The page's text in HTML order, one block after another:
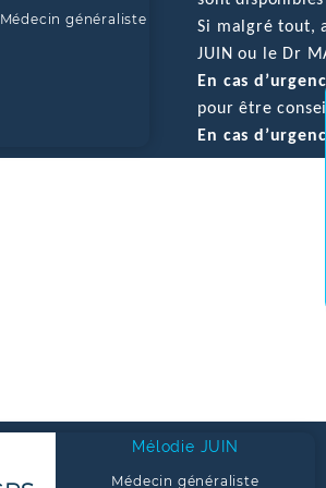
Médecin généraliste
Si malgré tout,
JUIN ou le Dr
En cas
pour être
En cas
Mélodie JUIN
Médecin généraliste